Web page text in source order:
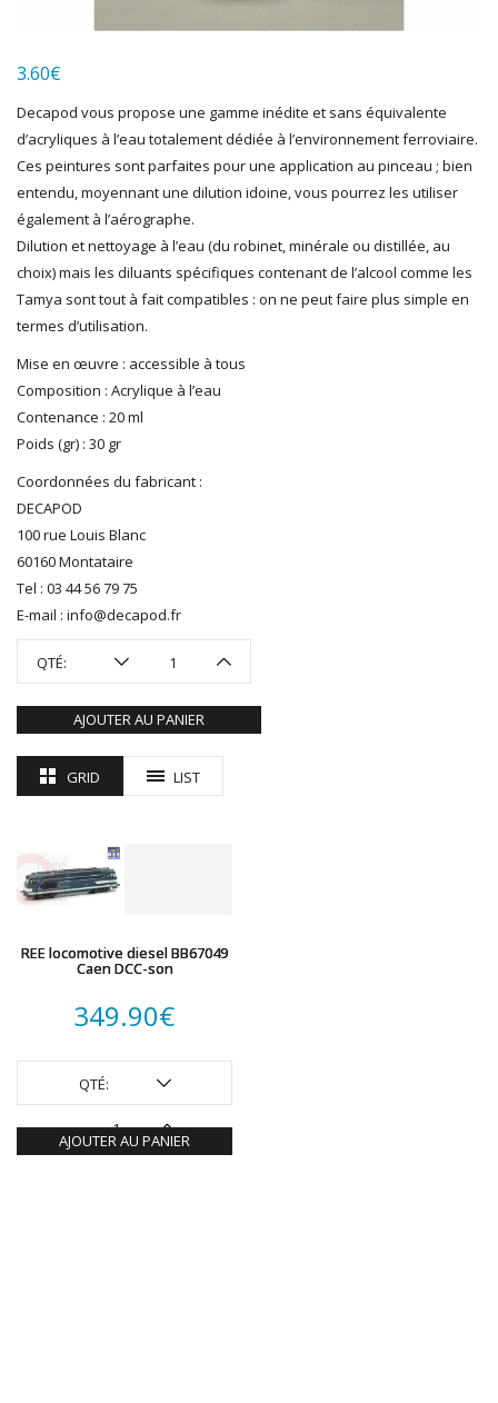
MAKETTE
MARLKIN
MKD
NOREV
NOVATEUR MODELES
PECO
PG mini
PIKO
PN SUD MODELISME
PREISER
R37
REDUTEX
REE
TAMIYA
TRAINS OUEST
Trains-O-Matic
TRIX
WIKING
WOODLAND SCENICS
3.60€
Decapod vous propose une gamme inédite et sans équivalente
d’acryliques à l’eau totalement dédiée à l’environnement ferroviaire.
Ces peintures sont parfaites pour une application au pinceau ; bien
entendu, moyennant une dilution idoine, vous pourrez les utiliser
également à l’aérographe.
Dilution et nettoyage à l’eau (du robinet, minérale ou distillée, au
choix) mais les diluants spécifiques contenant de l’alcool comme les
Tamya sont tout à fait compatibles : on ne peut faire plus simple en
termes d’utilisation.
Mise en œuvre : accessible à tous
Composition : Acrylique à l’eau
Contenance : 20 ml
Poids (gr) : 30 gr
Coordonnées du fabricant :
DECAPOD
100 rue Louis Blanc
60160 Montataire
Tel : 03 44 56 79 75
E-mail : info@decapod.fr
QTÉ:
AJOUTER AU PANIER
GRID LIST
REE locomotive diesel BB67049
Caen DCC-son
349.90€
QTÉ:
AJOUTER AU PANIER